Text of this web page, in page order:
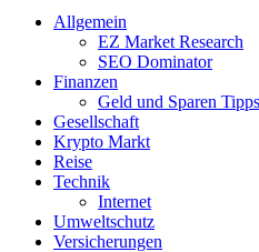
Allgemein
EZ Market Research
SEO Dominator
Finanzen
Geld und Sparen Tipps
Gesellschaft
Krypto Markt
Reise
Technik
Internet
Umweltschutz
Versicherungen